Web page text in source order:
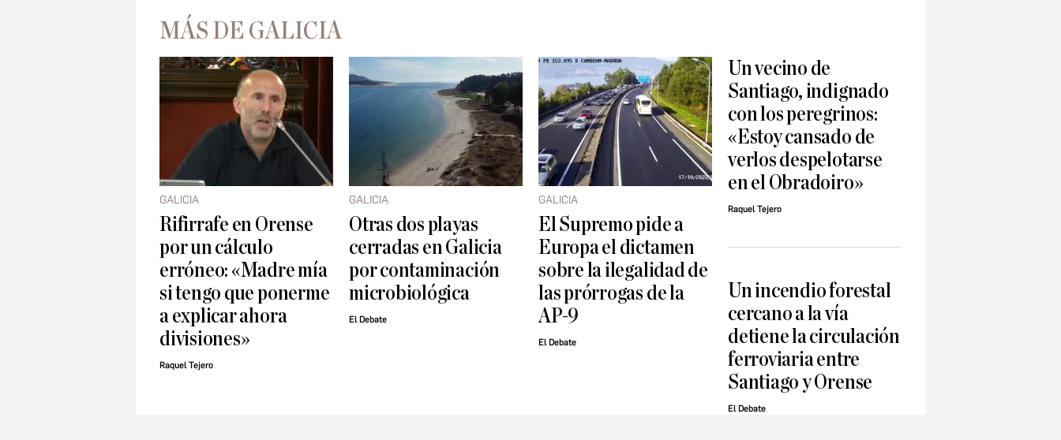
MÁS DE GALICIA
GALICIA
Rifirrafe en Orense
por un cálculo
erróneo: «Madre mía
si tengo que ponerme
a explicar ahora
divisiones»
Raquel Tejero
GALICIA
Otras dos playas
cerradas en Galicia
por contaminación
microbiológica
El Debate
GALICIA
El Supremo pide a
Europa el dictamen
sobre la ilegalidad de
las prórrogas de la
AP-9
El Debate
Un vecino de
Santiago, indignado
con los peregrinos:
«Estoy cansado de
verlos despelotarse
en el Obradoiro»
Raquel Tejero
Un incendio forestal
cercano a la vía
detiene la circulación
ferroviaria entre
Santiago y Orense
El Debate